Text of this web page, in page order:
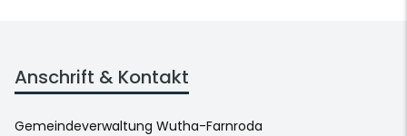
Anschrift & Kontakt
Gemeindeverwaltung Wutha-Farnroda